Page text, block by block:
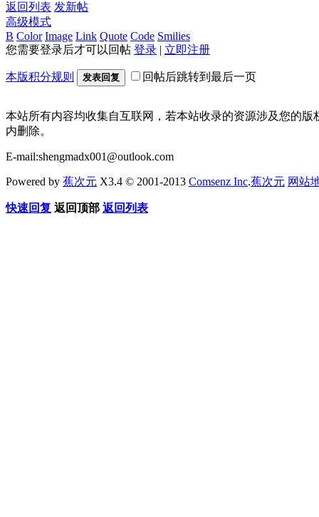
返回列表 发新帖
高级模式
B Color Image Link Quote Code Smilies
您需要登录后才可以回帖 登录 | 立即注册
本版积分规则 发表回复 回帖后跳转到最后一页
本站所有内容均收集自互联网，若本站收录的资源涉及您的
内删除。
E-mail:shengmadx001@outlook.com
Powered by 蕉次元 X3.4 © 2001-2013 Comsenz Inc.蕉次元 网站
快速回复 返回顶部 返回列表